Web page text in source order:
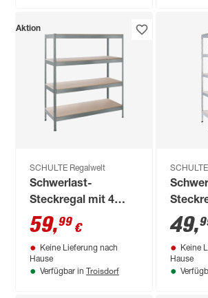
Aktion
SCHULTE Regalwelt
Schwerlast-
Steckregal mit 4
Böden à 250 kg
Traglast, verzinkt
180 x 160 x 60 cm
59,99 €
Keine Lieferung nach
Hause
Verfügbar in Troisdorf
Böden
180 x
49,
Keine
Hause